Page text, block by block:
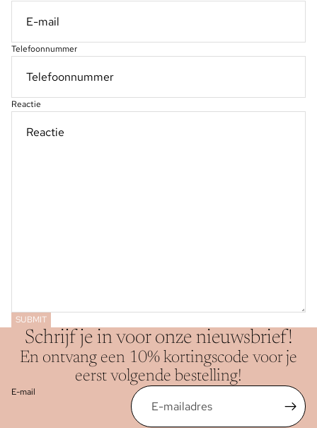
Telefoonnummer
Reactie
SUBMIT
Schrijf je in voor onze nieuwsbrief!
En ontvang een 10% kortingscode voor je
eerst volgende bestelling!
E-mail